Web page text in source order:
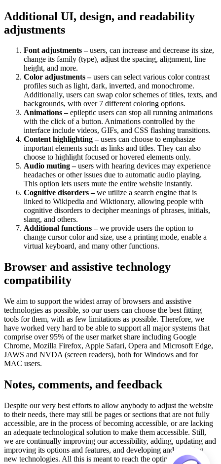
Additional UI, design, and readability
adjustments
Font adjustments –users, can increase and decrease its size,
change its family (type), adjust the spacing, alignment, line
height, and more.
Color adjustments –users can select various color contrast
profiles such as light, dark, inverted, and monochrome.
Additionally, users can swap color schemes of titles, texts, and
backgrounds, with over 7 different coloring options.
Animations –epileptic users can stop all running animations
with the click of a button. Animations controlled by the
interface include videos, GIFs, and CSS flashing transitions.
Content highlighting –users can choose to emphasize
important elements such as links and titles. They can also
choose to highlight focused or hovered elements only.
Audio muting –users with hearing devices may experience
headaches or other issues due to automatic audio playing.
This option lets users mute the entire website instantly.
Cognitive disorders –we utilize a search engine that is
linked to Wikipedia and Wiktionary, allowing people with
cognitive disorders to decipher meanings of phrases, initials,
slang, and others.
Additional functions –we provide users the option to
change cursor color and size, use a printing mode, enable a
virtual keyboard, and many other functions.
Browser and assistive technology
compatibility
We aim to support the widest array of browsers and assistive
technologies as possible, so our users can choose the best fitting
tools for them, with as few limitations as possible. Therefore, we
have worked very hard to be able to support all major systems that
comprise over 95% of the user market share including Google
Chrome, Mozilla Firefox, Apple Safari, Opera and Microsoft Edge,
JAWS and NVDA (screen readers), both for Windows and for
MAC users.
Notes, comments, and feedback
Despite our very best efforts to allow anybody to adjust the website
to their needs, there may still be pages or sections that are not fully
accessible, are in the process of becoming accessible, or are lacking
an adequate technological solution to make them accessible. Still,
we are continually improving our accessibility, adding, updating and
improving its options and features, and developing and adopting
new technologies. All this is meant to reach the optimal level of